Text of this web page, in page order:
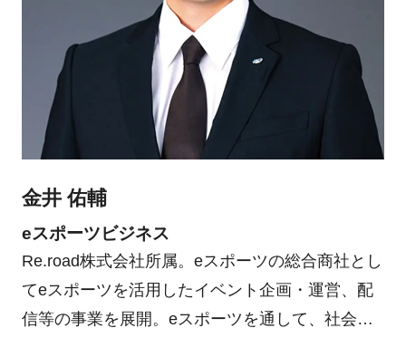
金井 佑輔
eスポーツビジネス
Re.road株式会社所属。eスポーツの総合商社とし
てeスポーツを活用したイベント企画・運営、配
信等の事業を展開。eスポーツを通して、社会の